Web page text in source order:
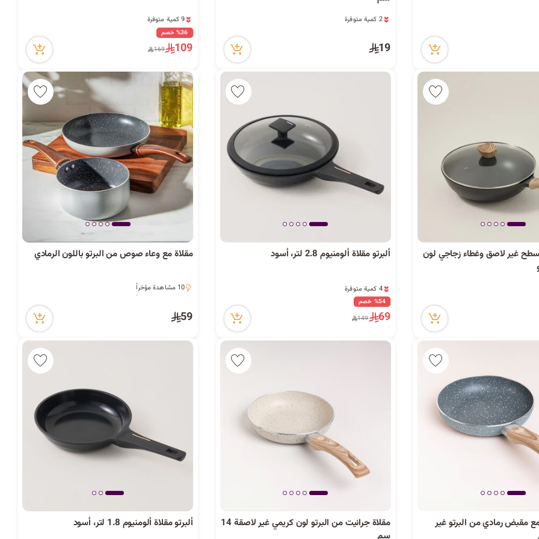
ح
ث
4 مشاهدة مؤخراً
19
1 قطعة بيعت مؤخراً
12 مشاهدة مؤخراً
9 كمية متوفرة
12 مشاهدة مؤخراً
%36 خصم
109
169
غير لاصق وغطاء زجاجي لون
ألبرتو مقلاة ألومنيوم 2.8 لتر، أسود
4 كمية متوفرة
7 مشاهدة مؤخراً
4 كمية متوفرة
7 مشاهدة مؤخراً
%54 خصم
69
149
مقلاة مع وعاء صوص من البرتو باللون الرمادي
10 مشاهدة مؤخراً
59
مقبض رمادي من البرتو غير
مقلاة جرانيت من البرتو لون كريمي غير لاصقة 14
سم
ألبرتو مقلاة ألومنيوم 1.8 لتر، أسود